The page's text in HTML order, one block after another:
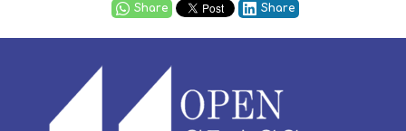
Share Share